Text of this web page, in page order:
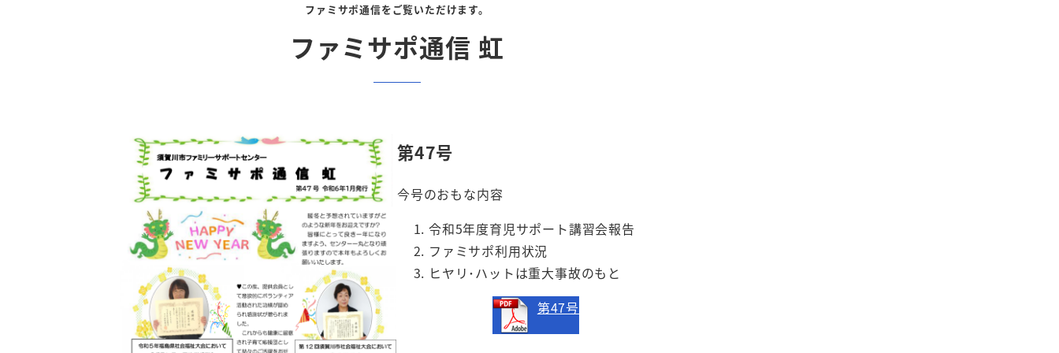
ファミサポ通信をご覧いただけます。
ファミサポ通信 虹
第47号
今号のおもな内容
令和5年度育児サポート講習会報告
ファミサポ利用状況
ヒヤリ･ハットは重大事故のもと
第47号